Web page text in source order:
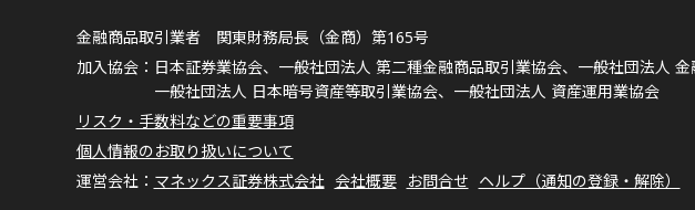
金融商品取引業者 関東財務局長（金商）第165号
日本証券業協会、一般社団法人 第二種金融商品取引業協会、一般社団法人 金
一般社団法人 日本暗号資産等取引業協会、一般社団法人 資産運用業協会
リスク・手数料などの重要事項
個人情報のお取り扱いについて
マネックス証券株式会社 会社概要 お問合せ ヘルプ（通知の登録・解除）